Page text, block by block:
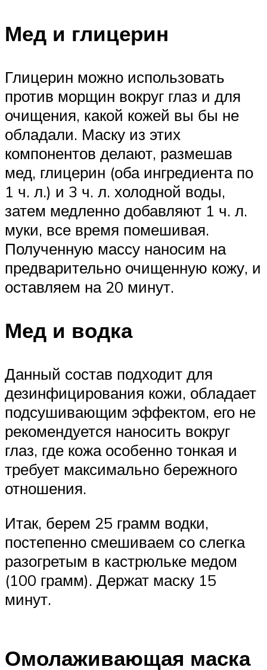
Мед и глицерин
Глицерин можно использовать
против морщин вокруг глаз и для
очищения, какой кожей вы бы не
обладали. Маску из этих
компонентов делают, размешав
мед, глицерин (оба ингредиента по
1 ч. л.) и 3 ч. л. холодной воды,
затем медленно добавляют 1 ч. л.
муки, все время помешивая.
Полученную массу наносим на
предварительно очищенную кожу, и
оставляем на 20 минут.
Мед и водка
Данный состав подходит для
дезинфицирования кожи, обладает
подсушивающим эффектом, его не
рекомендуется наносить вокруг
глаз, где кожа особенно тонкая и
требует максимально бережного
отношения.
Итак, берем 25 грамм водки,
постепенно смешиваем со слегка
разогретым в кастрюльке медом
(100 грамм). Держат маску 15
минут.
Омолаживающая маска